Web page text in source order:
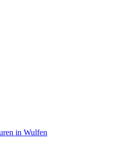
in Wulfen